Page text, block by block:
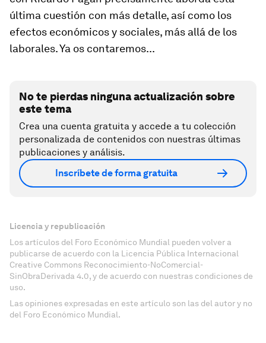
última cuestión con más detalle, así como los
efectos económicos y sociales, más allá de los
laborales. Ya os contaremos...
No te pierdas ninguna actualización sobre
este tema
Crea una cuenta gratuita y accede a tu colección
personalizada de contenidos con nuestras últimas
publicaciones y análisis.
Inscríbete de forma gratuita
Licencia y republicación
Los artículos del Foro Económico Mundial pueden volver a
publicarse de acuerdo con la Licencia Pública Internacional
Creative Commons Reconocimiento-NoComercial-
SinObraDerivada 4.0, y de acuerdo con nuestras condiciones de
uso.
Las opiniones expresadas en este artículo son las del autor y no
del Foro Económico Mundial.